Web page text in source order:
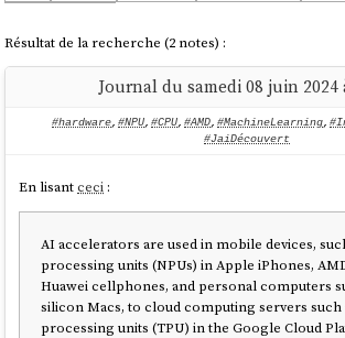
Résultat de la recherche (2 notes) :
Journal du samedi 08 juin 2024
#hardware, #NPU, #CPU, #AMD, #MachineLearning,
#JaiDécouvert
En lisantceci :
AI accelerators are used in mobile devices,
processing units (NPUs) in Apple iPhones,
Huawei cellphones, and personal computers
silicon Macs, to cloud computing servers such
processing units (TPU) in the Google Cloud